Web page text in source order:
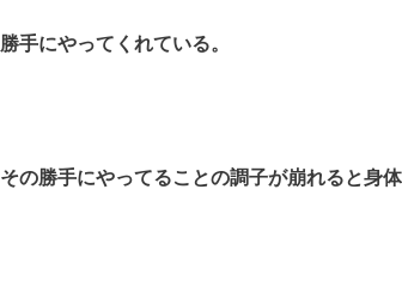
勝手にやってくれている。
その勝手にやってることの調子が崩れると身